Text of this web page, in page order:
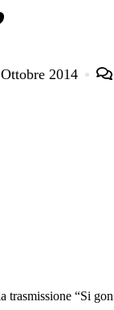
2014
trasmissione “Si